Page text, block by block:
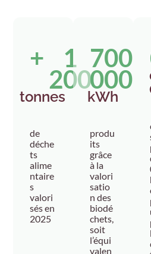
tonnes
+ 1
200
de
déche
ts
alime
ntaire
s
valori
sés en
2025
kWh
700
000
produ
its
grâce
à la
valori
satio
n des
biodé
chets,
soit
l’équi
valen